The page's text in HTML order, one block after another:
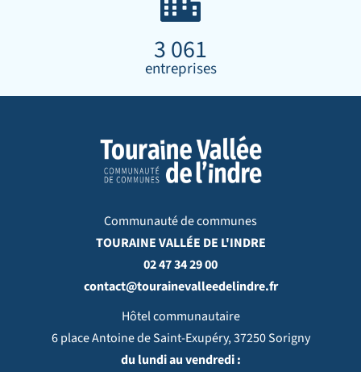
entreprises
3 061
Communauté de communes
TOURAINE VALLÉE DE L'INDRE
02 47 34 29 00
contact@tourainevalleedelindre.fr
Hôtel communautaire
6 place Antoine de Saint-Exupéry, 37250 Sorigny
du lundi au vendredi :